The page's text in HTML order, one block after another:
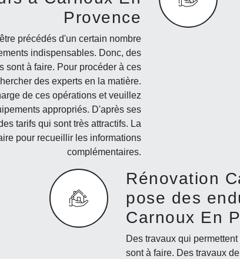
Provence
précédés d'un certain nombre
indispensables. Donc, des
sont à faire. Pour procéder à ces
des experts en la matière.
de ces opérations et veuillez
appropriés. D'après ses
tarifs qui sont très attractifs. La
pour recueillir les informations
complémentaires.
Rénovation
pose des
Carnoux En
Des travaux qui
sont à faire. Des travaux